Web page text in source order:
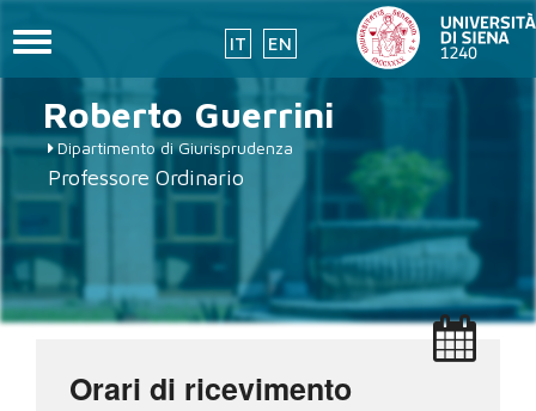
contenuto
principale
IT EN
Toggle
placeholder-
icon272x331.png
Roberto Guerrini
Dipartimento di Giurisprudenza
Professore Ordinario
Orari di ricevimento